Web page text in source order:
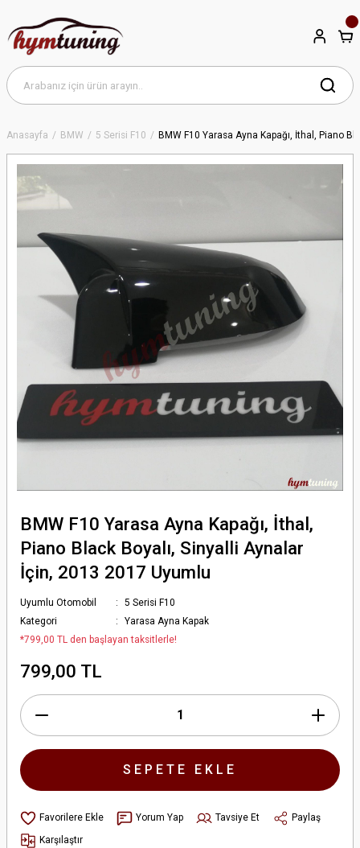
Anasayfa BMW 5 Serisi F10 BMW F10 Yarasa Ayna Kapağı, İthal, Piano
BMW F10 Yarasa Ayna Kapağı, İthal,
Piano Black Boyalı, Sinyalli Aynalar
İçin, 2013 2017 Uyumlu
Uyumlu Otomobil
5 Serisi F10
Kategori
Yarasa Ayna Kapak
*799,00 TL den başlayan taksitlerle!
799,00 TL
SEPETE EKLE
Yorum Yap Tavsiye Et
Paylaş
Karşılaştır